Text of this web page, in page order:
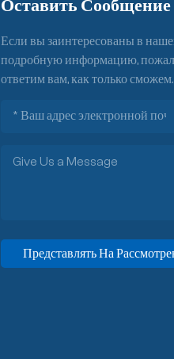
Оставить Сообщение
Если вы заинтересованы в
подробную информацию,
ответим вам, как только сможем.
Представлять На